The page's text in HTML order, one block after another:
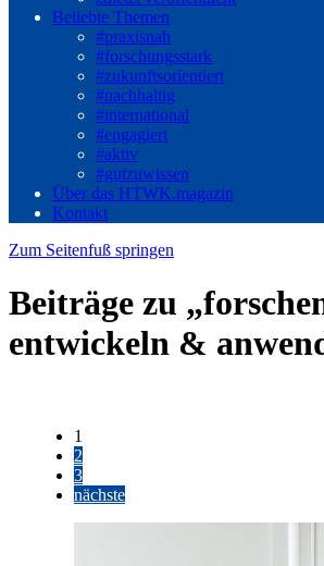
Beliebte Themen
#praxisnah
#forschungsstark
#zukunftsorientiert
#nachhaltig
#international
#engagiert
#aktiv
#gutzuwissen
Über das HTWK.magazin
Kontakt
Zum Seitenfuß springen
Beiträge zu
entwickeln &
1
2
3
nächste